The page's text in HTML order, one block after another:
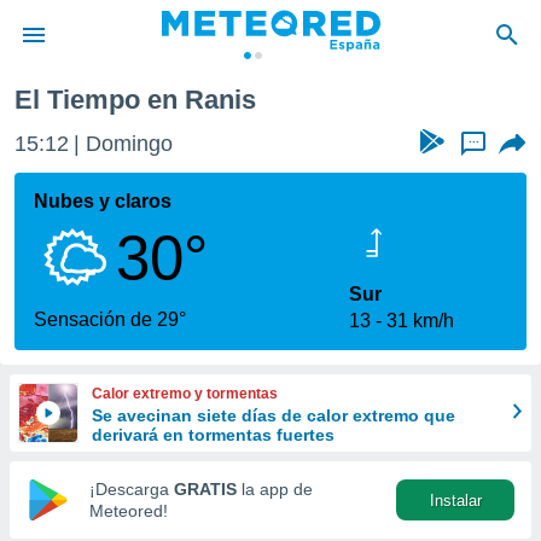
de
por
que se
calidad.
a este
las
y
forma
digital
basada
El Tiempo en Ranis
15:12 Domingo ...
Nubes y claros
30°
Sensación de 29°
Sur
13
31 km/h
Calor extremo y tormentas
Se avecinan siete días de calor extremo que
derivará en tormentas fuertes
¡Descarga GRATIS la app de
Meteored!
Instalar